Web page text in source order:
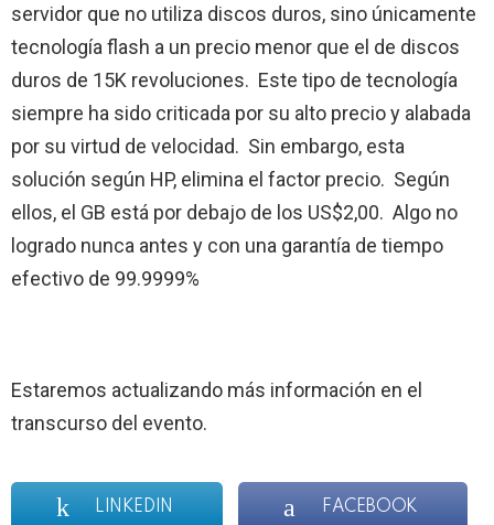
servidor que no utiliza discos duros, sino únicamente
tecnología flash a un precio menor que el de discos
duros de 15K revoluciones. Este tipo de tecnología
siempre ha sido criticada por su alto precio y alabada
por su virtud de velocidad. Sin embargo, esta
solución según HP, elimina el factor precio. Según
ellos, el GB está por debajo de los US$2,00. Algo no
logrado nunca antes y con una garantía de tiempo
efectivo de 99.9999%
Estaremos actualizando más información en el
transcurso del evento.
LINKEDIN FACEBOOK